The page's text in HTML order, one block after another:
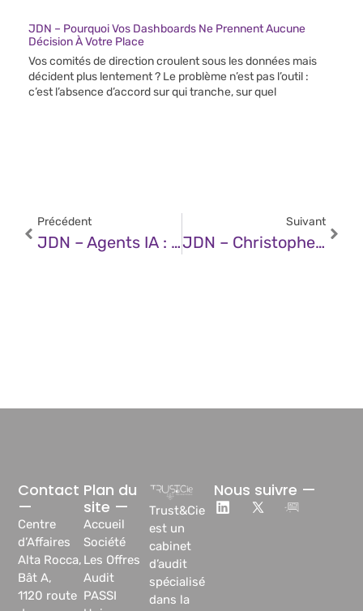
JDN – Pourquoi Vos Dashboards Ne Prennent Aucune
Décision À Votre Place
Vos comités de direction croulent sous les données mais
décident plus lentement ? Le problème n’est pas l’outil :
c’est l’absence d’accord sur qui tranche, sur quel
Précédent
JDN – Agents IA : Les 3 Erreurs Courantes (et Leurs Solutions)
Suivant
JDN – Christophe Negrier (Oracle) : « 2026 Sera L’année Des Plateformes Agentiques »
Trust&Cie
est un
cabinet
d’audit
spécialisé
dans la
Plan du
site —
Accueil
Société
Les Offres
Audit
PASSI
Contact
—
Centre
d’Affaires
Alta Rocca,
Bât A,
1120 route
Nous suivre —